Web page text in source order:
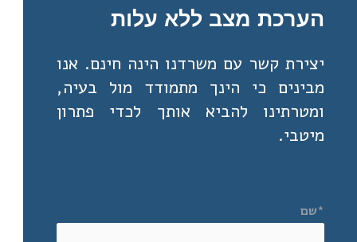
הערכת מצב ללא עלות
יצירת קשר עם משרדנו הינה חינם. אנו
מבינים כי הינך מתמודד מול בעיה,
ומטרתינו להביא אותך לכדי פתרון
מיטבי.
*שם